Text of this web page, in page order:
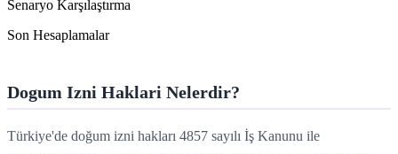
Senaryo Karşılaştırma
Son Hesaplamalar
Dogum Izni Haklari Nelerdir?
Türkiye'de doğum izni hakları 4857 sayılı İş Kanunu ile